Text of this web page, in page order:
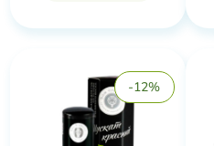
-12%